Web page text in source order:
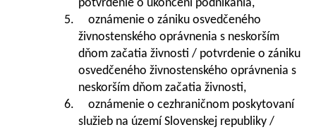
potvrdenie o ukončení podnikania,
5. oznámenie o zániku osvedčeného
živnostenského oprávnenia s neskorším
dňom začatia živnosti / potvrdenie o zániku
osvedčeného živnostenského oprávnenia s
neskorším dňom začatia živnosti,
6. oznámenie o cezhraničnom poskytovaní
služieb na území Slovenskej republiky /